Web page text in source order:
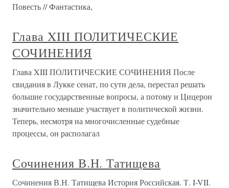
Повесть // Фантастика,
Глава XIII ПОЛИТИЧЕСКИЕ
СОЧИНЕНИЯ
Глава XIII ПОЛИТИЧЕСКИЕ СОЧИНЕНИЯ После
свидания в Лукке сенат, по сути дела, перестал решать
большие государственные вопросы, а потому и Цицерон
значительно меньше участвует в политической жизни.
Теперь, несмотря на многочисленные судебные
процессы, он располагал
Сочинения В.Н. Татищева
Сочинения В.Н. Татищева История Российская. Т. I-VII.